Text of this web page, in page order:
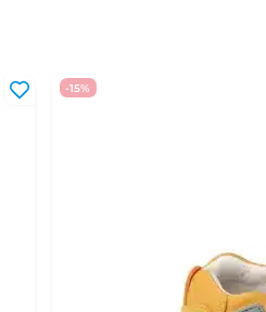
41
-15%